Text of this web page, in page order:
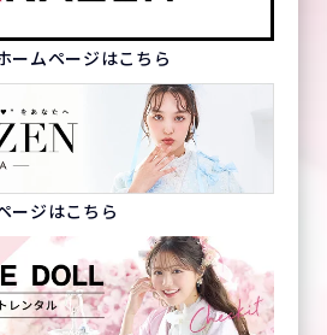
ームページはこちら
ージはこちら